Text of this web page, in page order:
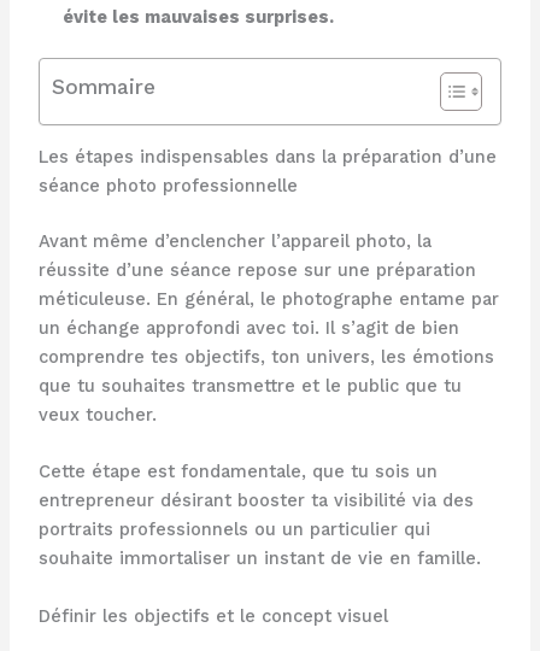
évite les mauvaises surprises.
Sommaire
Les étapes indispensables dans la préparation d’une
séance photo professionnelle
Avant même d’enclencher l’appareil photo, la
réussite d’une séance repose sur une préparation
méticuleuse. En général, le photographe entame par
un échange approfondi avec toi. Il s’agit de bien
comprendre tes objectifs, ton univers, les émotions
que tu souhaites transmettre et le public que tu
veux toucher.
Cette étape est fondamentale, que tu sois un
entrepreneur désirant booster ta visibilité via des
portraits professionnels ou un particulier qui
souhaite immortaliser un instant de vie en famille.
Définir les objectifs et le concept visuel